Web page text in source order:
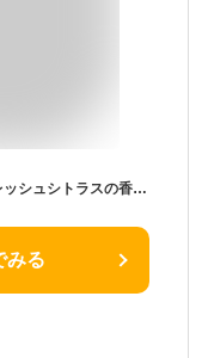
レノア 超消臭1WEEK 柔軟剤 SPORTS フレッシュシトラスの香り 本体 490mL
みる